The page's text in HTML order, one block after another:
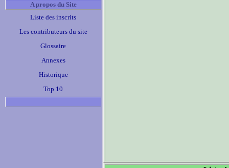
A propos du Site
Liste des inscrits
Les contributeurs du site
Glossaire
Annexes
Historique
Top 10